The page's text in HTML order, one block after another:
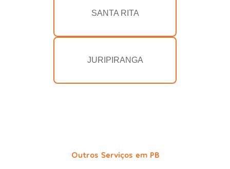
SANTA RITA
JURIPIRANGA
Outros Serviços em PB